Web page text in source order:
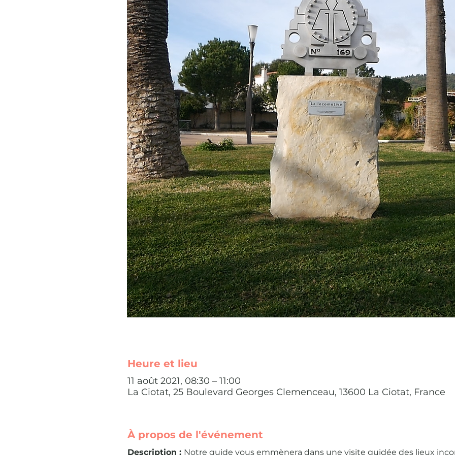
Heure et lieu
11 août 2021, 08:30 – 11:00
La Ciotat, 25 Boulevard Georges Clemenceau, 13600 La Ciotat, France
À propos de l'événement
Description : Notre guide vous emmènera dans une visite guidée des lieux